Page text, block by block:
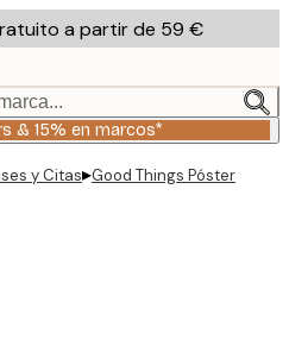
a partir de 59 €
& 15% en marcos*
y Citas▸Good Things Póster